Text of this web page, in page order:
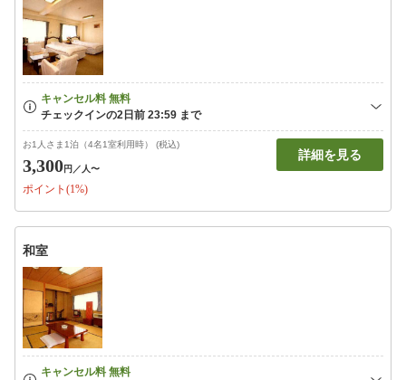
お1人さま1泊（4名1室利用時） (税込)
3,300円 ／人〜
ポイント(1%)
詳細を見る
和室